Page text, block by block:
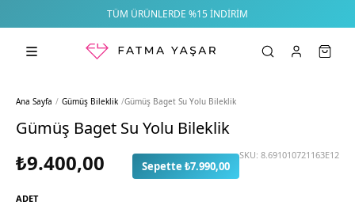
TÜM ÜRÜNLERDE %15 İNDIRIM
Ana Sayfa / Gümüş Bileklik /Gümüş Baget Su Yolu Bileklik
Gümüş Baget Su Yolu Bileklik
₺9.400,00 Sepette ₺7.990,00
SKU: 8.691010721163E12
ADET